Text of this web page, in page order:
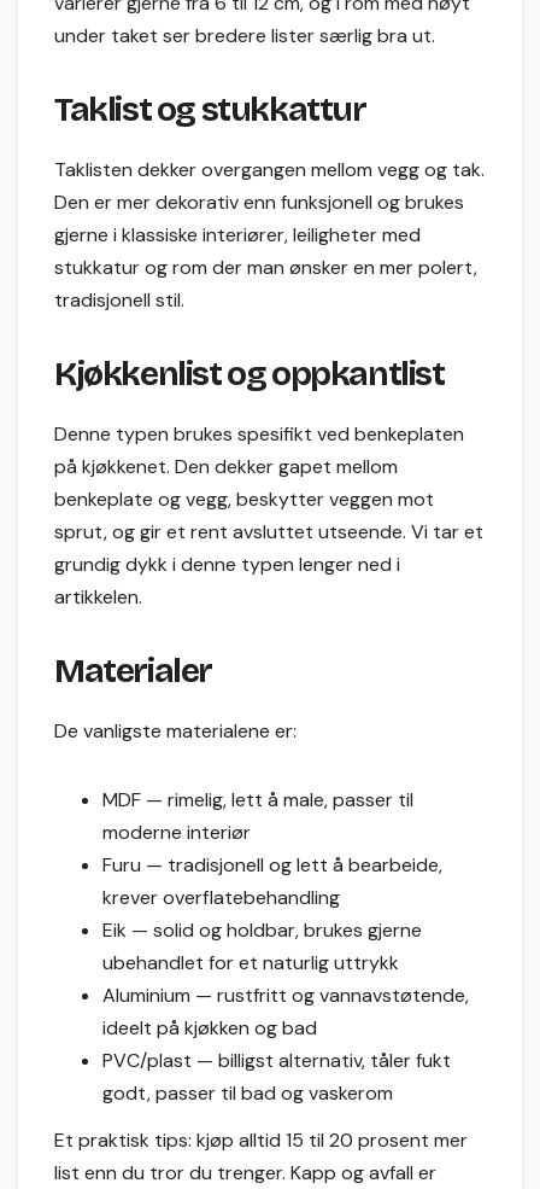
under taket ser bredere lister særlig bra ut.
Taklist og stukkattur
Taklisten dekker overgangen mellom vegg og tak.
Den er mer dekorativ enn funksjonell og brukes
gjerne i klassiske interiører, leiligheter med
stukkatur og rom der man ønsker en mer polert,
tradisjonell stil.
Kjøkkenlist og oppkantlist
Denne typen brukes spesifikt ved benkeplaten
på kjøkkenet. Den dekker gapet mellom
benkeplate og vegg, beskytter veggen mot
sprut, og gir et rent avsluttet utseende. Vi tar et
grundig dykk i denne typen lenger ned i
artikkelen.
Materialer
De vanligste materialene er:
MDF — rimelig, lett å male, passer til
moderne interiør
Furu — tradisjonell og lett å bearbeide,
krever overflatebehandling
Eik — solid og holdbar, brukes gjerne
ubehandlet for et naturlig uttrykk
Aluminium — rustfritt og vannavstøtende,
ideelt på kjøkken og bad
PVC/plast — billigst alternativ, tåler fukt
godt, passer til bad og vaskerom
Et praktisk tips: kjøp alltid 15 til 20 prosent mer
list enn du tror du trenger. Kapp og avfall er